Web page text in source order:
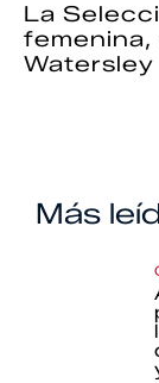
La
femenina,
Watersley
Más